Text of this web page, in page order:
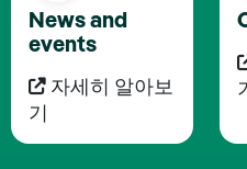
News and
events
자세히 알아보
기